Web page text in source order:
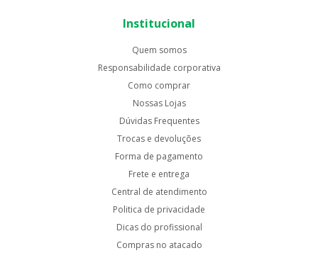
Institucional
Quem somos
Responsabilidade corporativa
Como comprar
Nossas Lojas
Dúvidas Frequentes
Trocas e devoluções
Forma de pagamento
Frete e entrega
Central de atendimento
Politica de privacidade
Dicas do profissional
Compras no atacado